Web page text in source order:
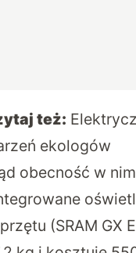
też:
ekologów
obecność w
(SRAM GX